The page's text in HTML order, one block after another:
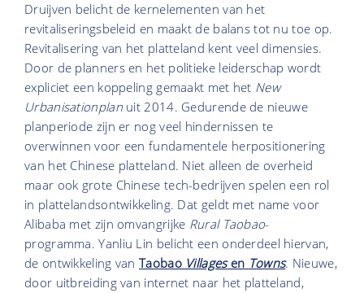
Druijven belicht de kernelementen van het
revitaliseringsbeleid en maakt de balans tot nu toe op.
Revitalisering van het platteland kent veel dimensies.
Door de planners en het politieke leiderschap wordt
expliciet een koppeling gemaakt met het New
Urbanisationplan uit 2014. Gedurende de nieuwe
planperiode zijn er nog veel hindernissen te
overwinnen voor een fundamentele herpositionering
van het Chinese platteland. Niet alleen de overheid
maar ook grote Chinese tech-bedrijven spelen een rol
in plattelandsontwikkeling. Dat geldt met name voor
Alibaba met zijn omvangrijke Rural Taobao-
programma. Yanliu Lin belicht een onderdeel hiervan,
de ontwikkeling vanTaobao Villagesen Towns. Nieuwe,
door uitbreiding van internet naar het platteland,